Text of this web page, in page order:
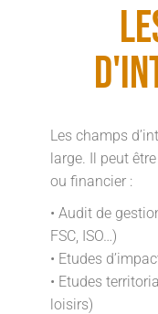
Les champs
large. Il peut
ou financier :
• Audit de
FSC, ISO…)
• Etudes
• Etudes
loisirs)